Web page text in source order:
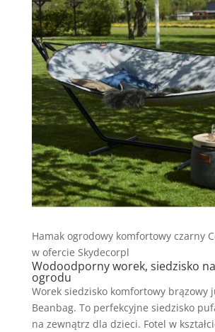
Hamak ogrodowy komfortowy czarny
w ofercie Skydecorpl
Wodoodporny worek, siedzisko
ogrodu
Worek siedzisko komfortowy brązowy
Beanbag. To perfekcyjne siedzisko
na zewnątrz dla dzieci. Fotel w